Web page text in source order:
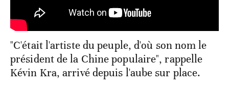
"C'était l'artiste du peuple, d'où son nom le
président de la Chine populaire", rappelle
Kévin Kra, arrivé depuis l'aube sur place.